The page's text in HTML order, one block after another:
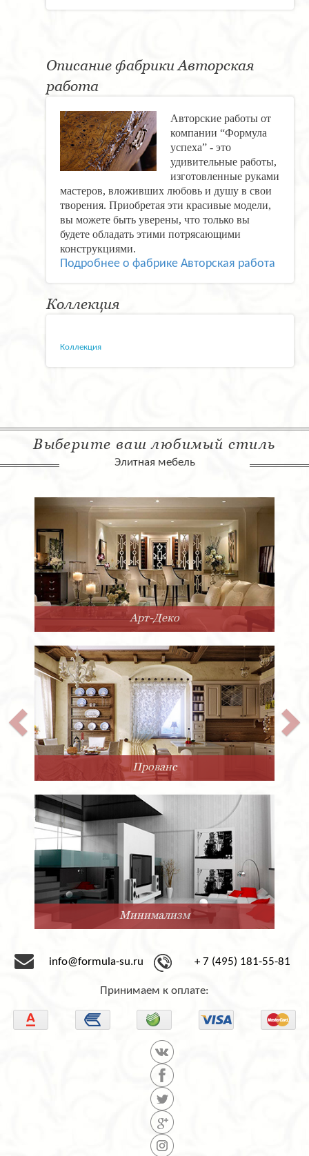
Описание фабрики Авторская
работа
Авторские работы от
компании “Формула
успеха” - это
удивительные работы,
изготовленные руками
мастеров, вложивших любовь и душу в свои
творения. Приобретая эти красивые модели,
вы можете быть уверены, что только вы
будете обладать этими потрясающими
конструкциями.
Подробнее о фабрике Авторская работа
Коллекция
Коллекция
Выберите ваш любимый стиль
Элитная мебель
Арт-Деко
Прованс
Минимализм
info@formula-su.ru + 7 (495) 181-55-81
Принимаем к оплате: